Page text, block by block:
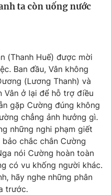
ta còn uống nước
(Thanh Huế) được mời
Ban đầu, Vân không
(Lương Thanh) và
Vân ở lại để hỗ trợ điều
gặp Cường đúng không
chẳng ảnh hưởng gì.
những nghi phạm giết
chắc chắn Cường
nói Cường hoàn toàn
có vu khống người khác.
hãy nghe những phân
trước.